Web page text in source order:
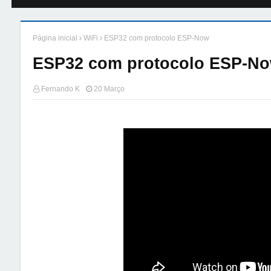
Página inicial WiFi ESP32 com protocolo ESP-Now
ESP32 com protocolo ESP-
Fernando K 20 Março